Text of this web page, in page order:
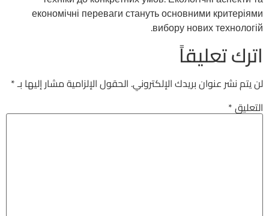
економічні переваги стануть основними критеріями
вибору нових технологій.
اترك تعليقاً
لن يتم نشر عنوان بريدك الإلكتروني. الحقول الإلزامية مشار إليها بـ*
التعليق*